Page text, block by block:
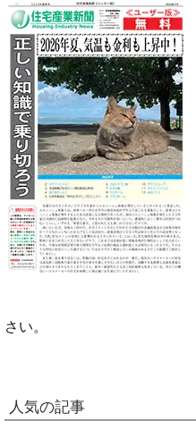
さい。
人気の記事